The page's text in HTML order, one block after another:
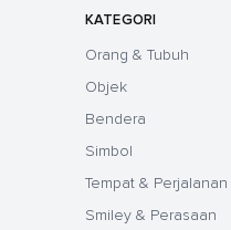
KATEGORI
Orang & Tubuh
Objek
Bendera
Simbol
Tempat & Perjalanan
Smiley & Perasaan